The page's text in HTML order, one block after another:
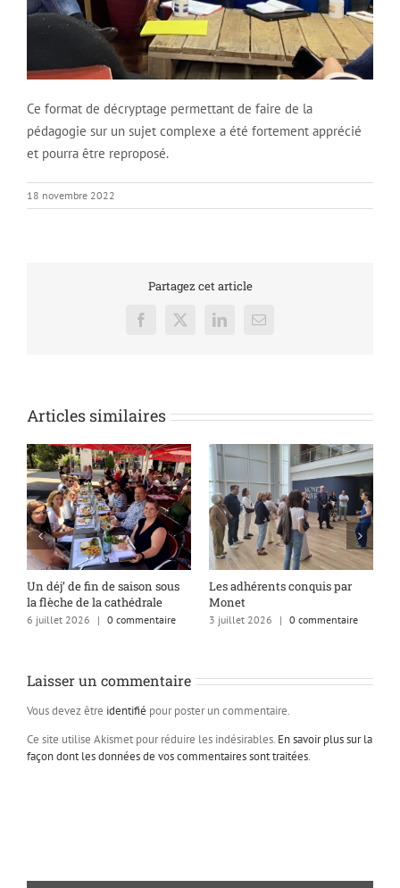
Ce format de décryptage permettant de faire de la
pédagogie sur un sujet complexe a été fortement apprécié
et pourra être reproposé.
18 novembre 2022
Partagez cet article
Facebook
X LinkedInEmail
Articles similaires
Un déj’ de fin de saison sous
la flèche de la cathédrale
6 juillet 2026 | 0 commentaire
Les adhérents conquis par
Monet
3 juillet 2026 | 0 commentaire
Laisser un commentaire
Vous devez être identifié pour poster un commentaire.
Ce site utilise Akismet pour réduire les indésirables. En savoir plus sur la
façon dont les données de vos commentaires sont traitées.